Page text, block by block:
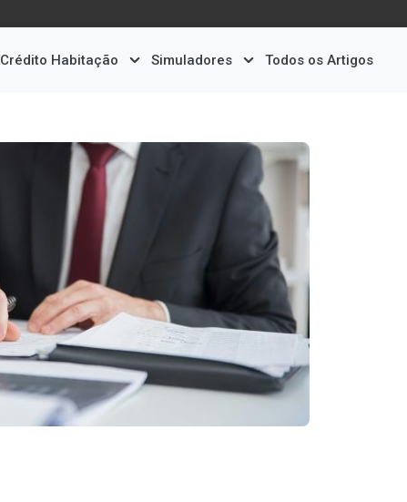
Crédito Habitação Simuladores Todos os Artigos